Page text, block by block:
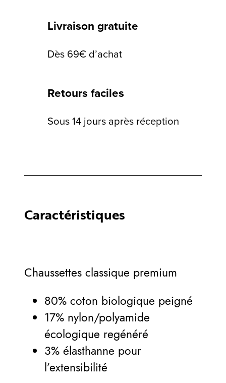
Livraison gratuite
Dès 69€ d’achat
Retours faciles
Sous 14 jours après réception
Caractéristiques
Chaussettes classique premium
80% coton biologique peigné
17% nylon/polyamide
écologique regénéré
3% élasthanne pour
l’extensibilité